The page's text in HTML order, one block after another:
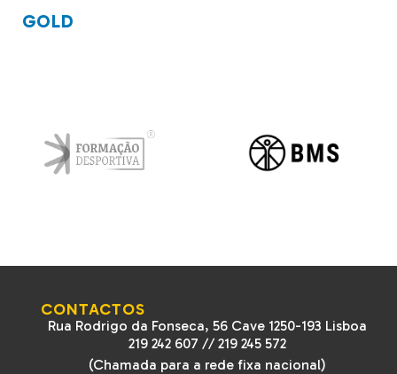
GOLD
CONTACTOS
Rua Rodrigo da Fonseca, 56 Cave 1250-193 Lisboa
219 242 607 //219 245 572
(Chamada para a rede fixa nacional)